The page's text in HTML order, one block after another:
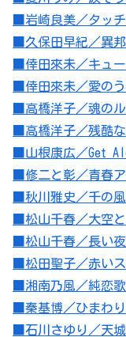
■岩崎良美／タッチ
■久保田早紀／異
■倖田來未／キュ
■倖田來未／愛の
■高橋洋子／魂の
■高橋洋子／残酷
■山根康広／Get
■修二と彰／青春
■秋川雅史／千の
■松山千春／大空
■松山千春／長い夜
■松田聖子／赤い
■湘南乃風／純恋歌
■秦基博／ひまわ
■石川さゆり／天城